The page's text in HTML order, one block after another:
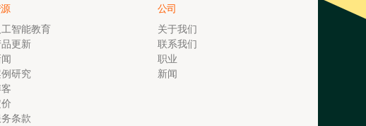
工智能教育
更新
研究
条款
公司
关于我们
联系我们
职业
新闻